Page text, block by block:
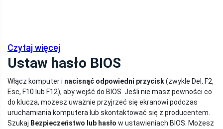
Czytaj więcej
Ustaw hasło BIOS
Włącz komputer i nacisnąć odpowiedni przycisk(zwykle Del, F2,
Esc, F10 lub F12), aby wejść do BIOS. Jeśli nie masz pewności co
do klucza, możesz uważnie przyjrzeć się ekranowi podczas
uruchamiania komputera lub skontaktować się z producentem.
Szukaj Bezpieczeństwo lub hasło w ustawieniach BIOS. Możesz